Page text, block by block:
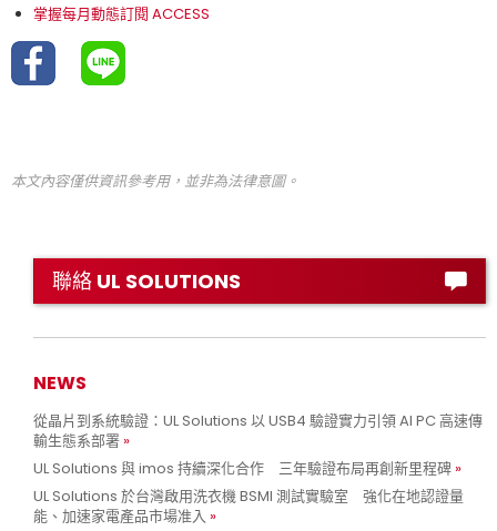
掌握每月動態訂閱 ACCESS
本文內容僅供資訊參考用，並非為法律意圖。
聯絡 UL SOLUTIONS
NEWS
從晶片到系統驗證：UL Solutions 以 USB4 驗證實力引領 AI PC 高速傳
輸生態系部署
UL Solutions 與 imos 持續深化合作 三年驗證布局再創新里程碑
UL Solutions 於台灣啟用洗衣機 BSMI 測試實驗室 強化在地認證量
能、加速家電產品市場准入